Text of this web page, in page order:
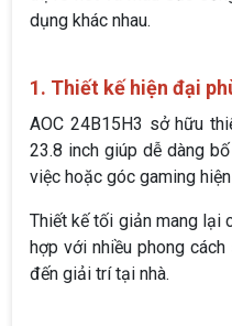
dụng khác nhau.
1. Thiết kế hiện đại
AOC 24B15H3 sở hữu
23.8 inch giúp dễ dàng
việc hoặc góc gaming
Thiết kế tối giản mang lại
hợp với nhiều phong
đến giải trí tại nhà.